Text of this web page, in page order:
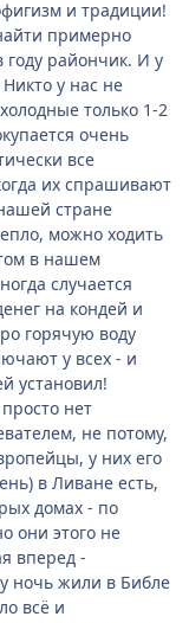
и традиции!
примерно
году райончик. И у
у нас не
только 1-2
очень
все
их спрашивают
стране
можно ходить
в нашем
случается
на кондей и
горячую воду
у всех - и
установил!
нет
не потому,
у них его
в Ливане есть,
домах - по
они этого не
вперед -
ночь жили в Библе
всё и